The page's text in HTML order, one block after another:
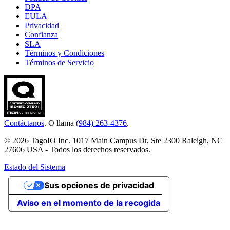
DPA
EULA
Privacidad
Confianza
SLA
Términos y Condiciones
Términos de Servicio
Contáctanos. O llama (984) 263-4376.
© 2026 TagoIO Inc. 1017 Main Campus Dr, Ste 2300 Raleigh, NC
27606 USA - Todos los derechos reservados.
Estado del Sistema
Aviso en el momento de la recogida
Sus opciones de privacidad